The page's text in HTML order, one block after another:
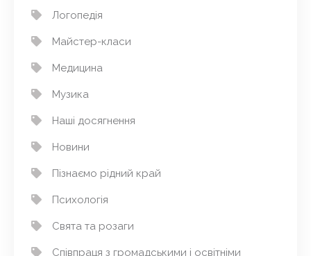
Логопедія
Майстер-класи
Медицина
Музика
Наші досягнення
Новини
Пізнаємо рідний край
Психологія
Свята та розаги
Співпраця з громадськими і освітніми